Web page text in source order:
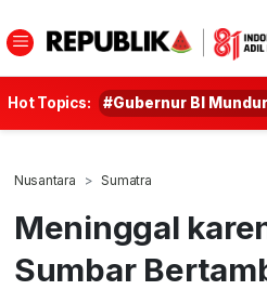
Hot Topics: #Gubernur BI Mundur
Nusantara Sumatra
Meninggal
Sumbar